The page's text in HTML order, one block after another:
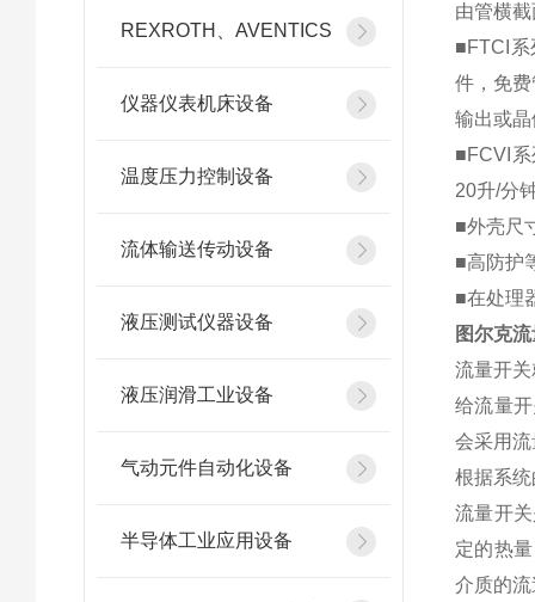
REXROTH、AVENTICS
仪器仪表机床设备
温度压力控制设备
流体输送传动设备
液压测试仪器设备
液压润滑工业设备
气动元件自动化设备
半导体工业应用设备
由管横
■FTCI系
件，免
输出或
■FCVI
20升/分
■外壳尺
■高防护
■在处理
图尔克
流量开
给流量
会采用
根据系
流量开
定的热
介质的